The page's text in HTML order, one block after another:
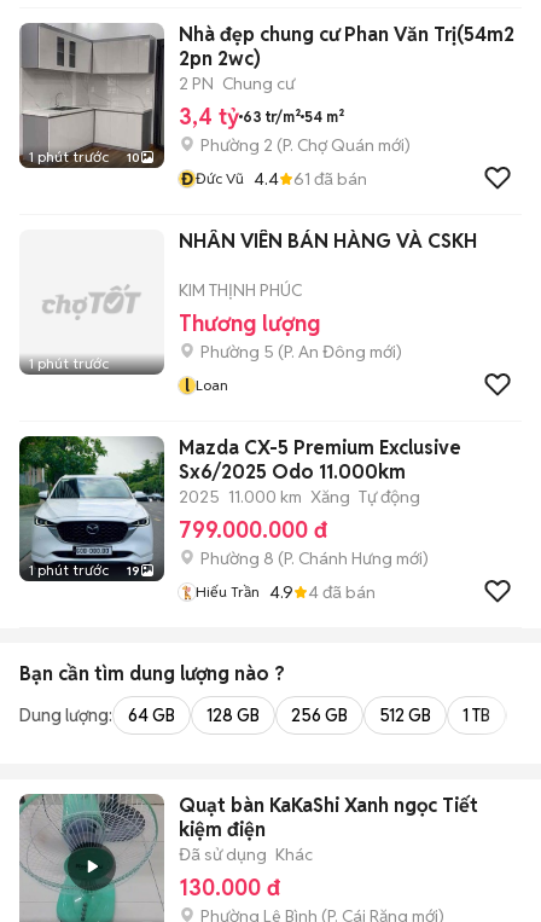
1 phút trước 10
Nhà đẹp chung cư Phan Văn Trị(54m2
2pn 2wc)
2 PN Chung cư
3,4 tỷ 63 tr/m² 54 m²
Phường 2 (P. Chợ Quán mới)
ĐĐức Vũ 4.4 61 đã bán
1 phút trước
NHÂN VIÊN BÁN HÀNG VÀ CSKH
KIM THỊNH PHÚC
Thương lượng
Phường 5 (P. An Đông mới)
l Loan
1 phút trước 19
Mazda CX-5 Premium Exclusive
Sx6/2025 Odo 11.000km
2025 11.000 km Xăng Tự động
799.000.000 đ
Phường 8 (P. Chánh Hưng mới)
Hiếu Trần 4.9 4đã bán
Bạn cần tìm dung lượng nào ?
Dung lượng: 64 GB 128 GB 256 GB 512 GB 1 TB
Quạt bàn KaKaShi Xanh ngọc Tiết
kiệm điện
Đã sử dụng Khác
130.000 đ
Phường Lê Bình (P. Cái Răng mới)